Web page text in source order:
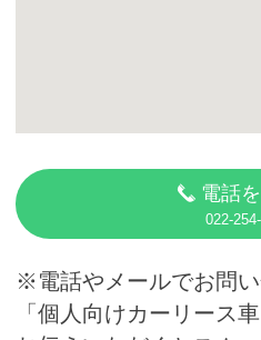
電話
022-
※電話やメールでお問い
「個人向けカーリース